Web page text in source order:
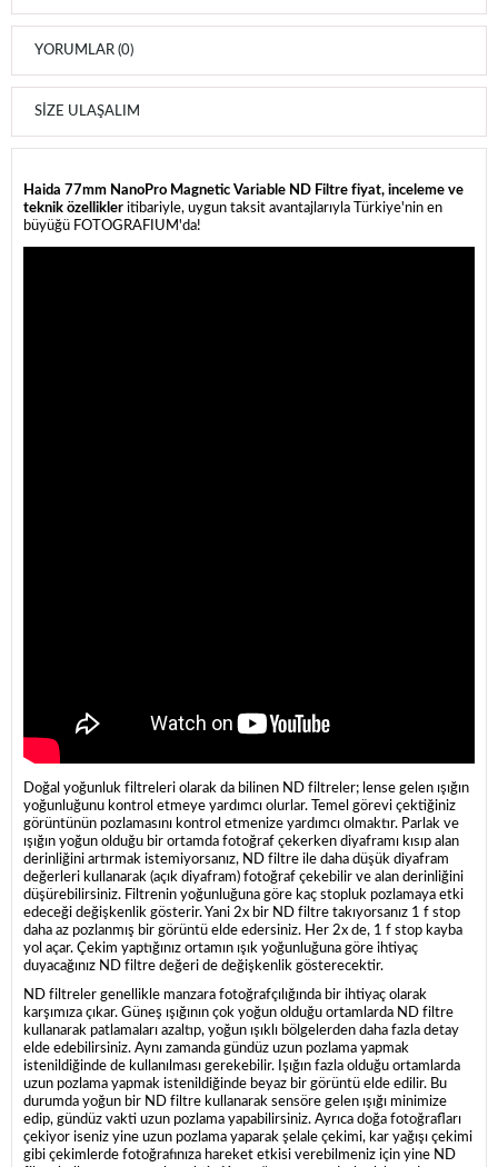
YORUMLAR (0)
SIZE ULAŞALIM
Haida 77mm NanoPro Magnetic Variable ND Filtre fiyat, inceleme ve
teknik özellikler itibariyle, uygun taksit avantajlarıyla Türkiye'nin en
büyüğü FOTOGRAFIUM'da!
Doğal yoğunluk filtreleri olarak da bilinen ND filtreler; lense gelen ışığın
yoğunluğunu kontrol etmeye yardımcı olurlar. Temel görevi çektiğiniz
görüntünün pozlamasını kontrol etmenize yardımcı olmaktır. Parlak ve
ışığın yoğun olduğu bir ortamda fotoğraf çekerken diyaframı kısıp alan
derinliğini artırmak istemiyorsanız, ND filtre ile daha düşük diyafram
değerleri kullanarak (açık diyafram) fotoğraf çekebilir ve alan derinliğini
düşürebilirsiniz. Filtrenin yoğunluğuna göre kaç stopluk pozlamaya etki
edeceği değişkenlik gösterir. Yani 2x bir ND filtre takıyorsanız 1 f stop
daha az pozlanmış bir görüntü elde edersiniz. Her 2x de, 1 f stop kayba
yol açar. Çekim yaptığınız ortamın ışık yoğunluğuna göre ihtiyaç
duyacağınız ND filtre değeri de değişkenlik gösterecektir.
ND filtreler genellikle manzara fotoğrafçılığında bir ihtiyaç olarak
karşımıza çıkar. Güneş ışığının çok yoğun olduğu ortamlarda ND filtre
kullanarak patlamaları azaltıp, yoğun ışıklı bölgelerden daha fazla detay
elde edebilirsiniz. Aynı zamanda gündüz uzun pozlama yapmak
istenildiğinde de kullanılması gerekebilir. Işığın fazla olduğu ortamlarda
uzun pozlama yapmak istenildiğinde beyaz bir görüntü elde edilir. Bu
durumda yoğun bir ND filtre kullanarak sensöre gelen ışığı minimize
edip, gündüz vakti uzun pozlama yapabilirsiniz. Ayrıca doğa fotoğrafları
çekiyor iseniz yine uzun pozlama yaparak şelale çekimi, kar yağışı çekimi
gibi çekimlerde fotoğrafınıza hareket etkisi verebilmeniz için yine ND